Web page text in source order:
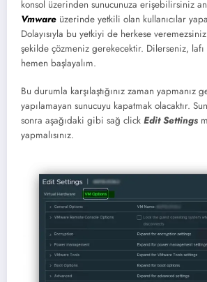
konsol üzerinden sunucunuza erişebilirsiniz
Vmware üzerinde yetkili olan kullanıcılar
Dolayısıyla bu yetkiyi de herkese
şekilde çözmeniz gerekecektir. Dilerseniz,
hemen başlayalım.
Bu durumla karşılaştığınız zaman yapmanız
yapılamayan sunucuyu kapatmak olacaktır.
sonra aşağıdaki gibi sağ click Edit Settings
yapmalısınız.